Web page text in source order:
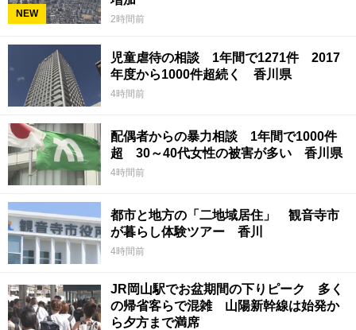
NEW 2時間前
児童虐待の相談 1年間で1271件 2017
年度から1000件超続く 香川県
4時間前
配偶者からの暴力相談 1年間で1000件
超 30～40代女性の被害が多い 香川県
4時間前
都市と地方の「二地域居住」 観音寺市
が暮らし体験ツアー 香川
4時間前
JR岡山駅でお盆期間の下りピーク 多く
の帰省客らで混雑 山陽新幹線は始発か
ら夕方まで満席